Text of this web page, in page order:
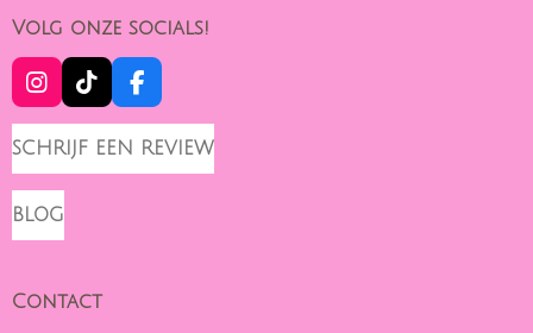
Volg onze socials!
I
N
S
T
G
R
T
I
K
F
A
C
E
SCHRIJF EEN REVIEW
BLOG
Contact